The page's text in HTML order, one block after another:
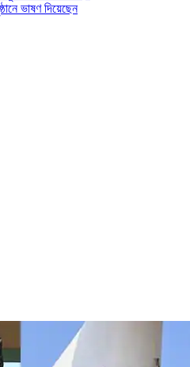
ভাষণ দিয়েছেন